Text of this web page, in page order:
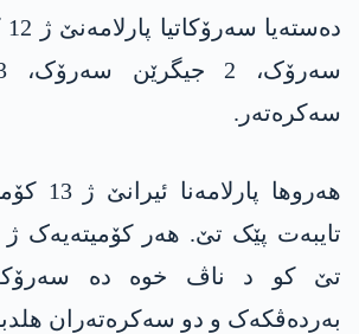
سەکرەتەر.
ھەروھا
تێ کو د ناڤ خوە دە
بەردەڤکەک و دو سەکرەتەران